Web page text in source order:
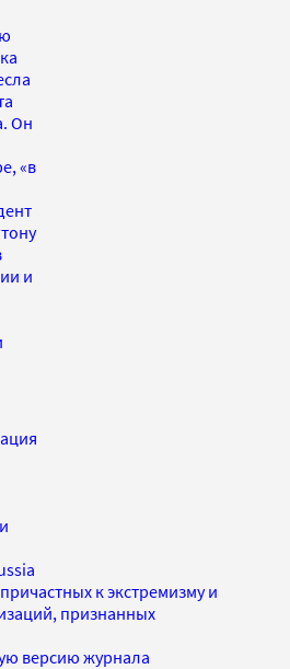
Он
«в
и
к экстремизму и
признанных
версию журнала